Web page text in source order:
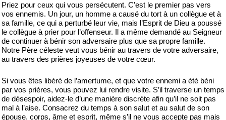
Priez pour ceux qui vous persécutent. C’est le premier pas vers
vos ennemis. Un jour, un homme a causé du tort à un collègue et à
sa famille, ce qui a perturbé leur vie, mais l’Esprit de Dieu a poussé
le collègue à prier pour l’offenseur. Il a même demandé au Seigneur
de continuer à bénir son adversaire plus que sa propre famille.
Notre Père céleste veut vous bénir au travers de votre adversaire,
au travers des prières joyeuses de votre cœur.
Si vous êtes libéré de l’amertume, et que votre ennemi a été béni
par vos prières, vous pouvez lui rendre visite. S’il traverse un temps
de désespoir, aidez-le d’une manière discrète afin qu’il ne soit pas
mal à l’aise. Consacrez du temps à son salut et au salut de son
épouse, corps, âme et esprit, même s’il ne vous accepte pas mais